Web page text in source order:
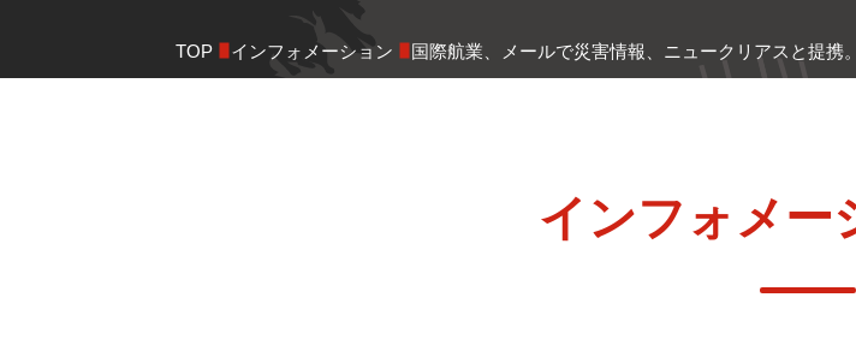
TOP インフォメーション 国際航業、メールで災害情報、ニュークリアスと提携。
インフォメー